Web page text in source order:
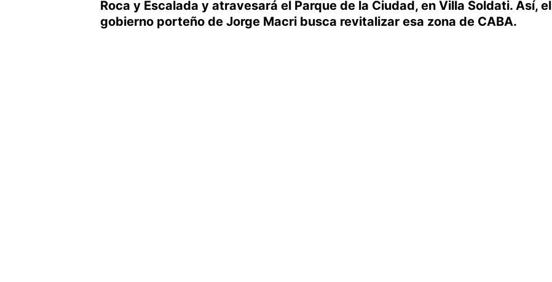
Roca y Escalada y atravesará el Parque de la Ciudad, en Villa Soldati. Así, el
gobierno porteño de Jorge Macri busca revitalizar esa zona de CABA.